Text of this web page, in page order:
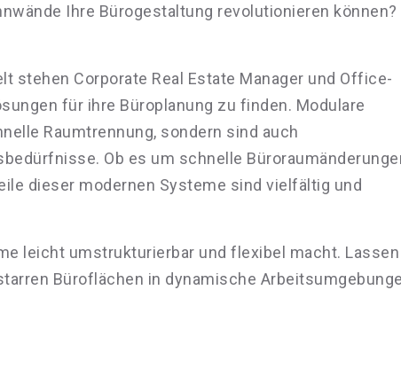
Ihre Bürogestaltung revolutionieren können?
stehen Corporate Real Estate Manager und Office-
für ihre Büroplanung zu finden. Modulare
Raumtrennung, sondern sind auch
Ob es um schnelle
dieser modernen Systeme sind vielfältig und
leicht umstrukturierbar und flexibel macht. Lassen
Büroflächen in dynamische